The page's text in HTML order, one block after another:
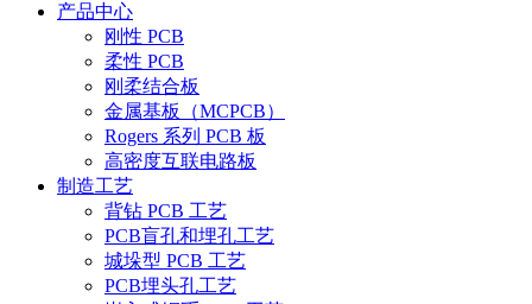
产品中心
刚性 PCB
柔性 PCB
刚柔结合板
金属基板（MCPCB）
Rogers 系列 PCB 板
高密度互联电路板
制造工艺
背钻 PCB 工艺
PCB盲孔和埋孔工艺
城垛型 PCB 工艺
PCB埋头孔工艺